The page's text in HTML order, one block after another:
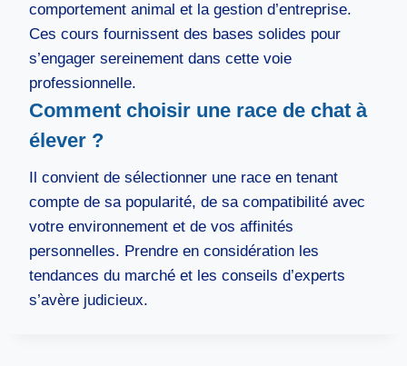
comportement animal et la gestion d’entreprise.
Ces cours fournissent des bases solides pour
s’engager sereinement dans cette voie
professionnelle.
Comment choisir une race de chat à
élever ?
Il convient de sélectionner une race en tenant
compte de sa popularité, de sa compatibilité avec
votre environnement et de vos affinités
personnelles. Prendre en considération les
tendances du marché et les conseils d’experts
s’avère judicieux.